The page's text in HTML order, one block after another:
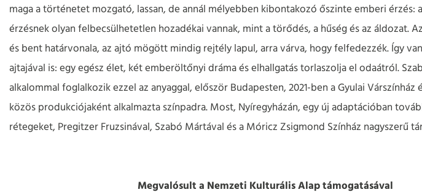
maga a történetet mozgató, lassan, de annál mélyebben kibontakozó őszinte emberi érzés:
érzésnek olyan felbecsülhetetlen hozadékai vannak, mint a törődés, a hűség és az áldozat.
és bent határvonala, az ajtó mögött mindig rejtély lapul, arra várva, hogy felfedezzék. Így
ajtajával is: egy egész élet, két emberöltőnyi dráma és elhallgatás torlaszolja el odaátról.
alkalommal foglalkozik ezzel az anyaggal, először Budapesten, 2021-ben a Gyulai Várszínház
közös produkciójaként alkalmazta színpadra. Most, Nyíregyházán, egy új adaptációban
rétegeket, Pregitzer Fruzsinával, Szabó Mártával és a Móricz Zsigmond Színház nagyszerű
Megvalósult a Nemzeti Kulturális Alap támogatásával